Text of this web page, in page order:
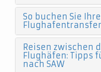
So buchen Sie
Flughafentransfer
Reisen zwischen
Flughäfen: Tipps
nach SAW